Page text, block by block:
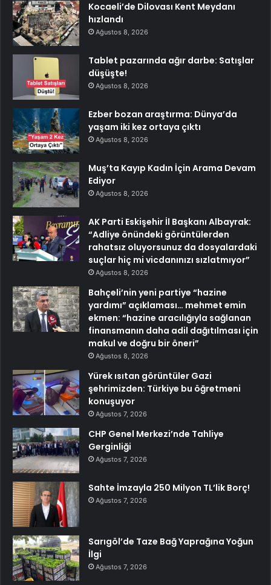
Kocaeli’de Dilovası Kent Meydanı
hızlandı
Ağustos 8, 2026
Tablet pazarında ağır darbe: Satışlar
düşüşte!
Ağustos 8, 2026
Ezber bozan araştırma: Dünya’da
yaşam iki kez ortaya çıktı
Ağustos 8, 2026
Muş’ta Kayıp Kadın İçin Arama Devam
Ediyor
Ağustos 8, 2026
AK Parti Eskişehir İl Başkanı Albayrak:
“Adliye önündeki görüntülerden
rahatsız oluyorsunuz da dosyalardaki
suçlar hiç mi vicdanınızı sızlatmıyor”
Ağustos 8, 2026
Bahçeli’nin yeni partiye “hazine
yardımı” açıklaması… mehmet emin
ekmen: “hazine aracılığıyla sağlanan
finansmanın daha adil dağıtılması için
makul ve doğru bir öneri”
Ağustos 8, 2026
Yürek ısıtan görüntüler Gazi
şehrimizden: Türkiye bu öğretmeni
konuşuyor
Ağustos 7, 2026
CHP Genel Merkezi’nde Tahliye
Gerginliği
Ağustos 7, 2026
Sahte İmzayla 250 Milyon TL’lik Borç!
Ağustos 7, 2026
Sarıgöl’de Taze Bağ Yaprağına Yoğun
İlgi
Ağustos 7, 2026